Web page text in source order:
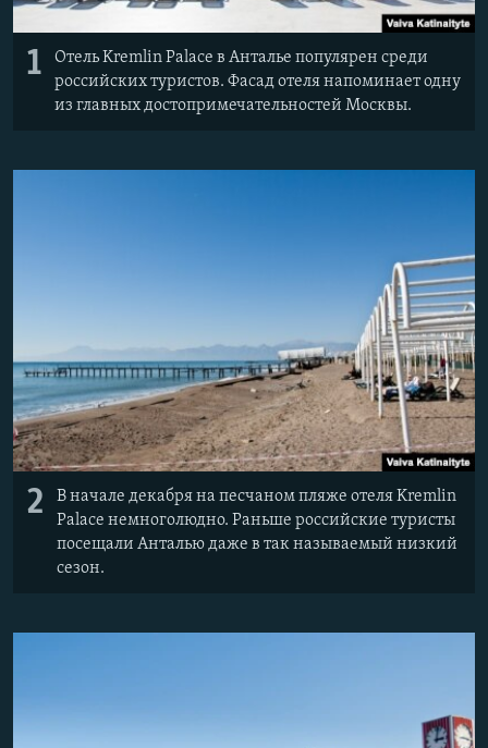
1
Отель Kremlin Palace в Анталье популярен среди
российских туристов. Фасад отеля напоминает одну
из главных достопримечательностей Москвы.
2
В начале декабря на песчаном пляже отеля Kremlin
Palace немноголюдно. Раньше российские туристы
посещали Анталью даже в так называемый низкий
сезон.